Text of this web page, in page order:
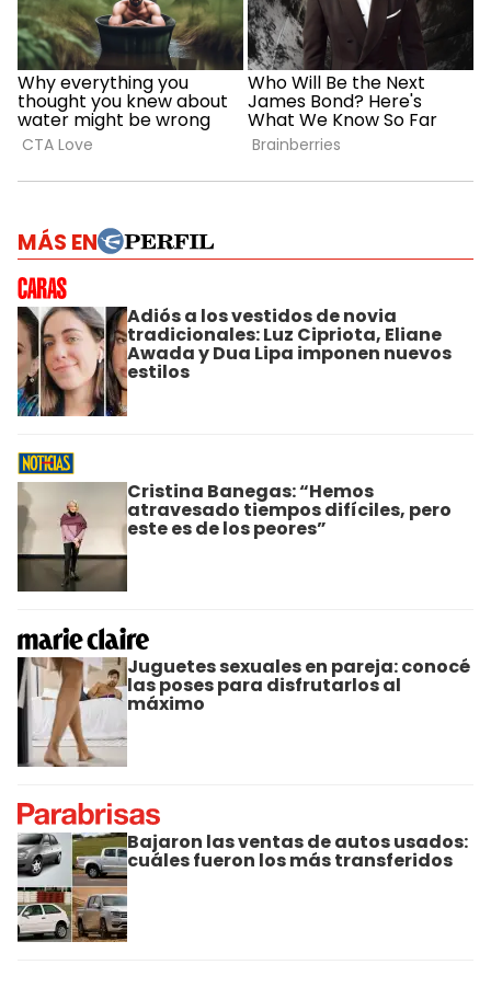
MÁS EN
Adiós a los vestidos de novia
tradicionales: Luz Cipriota, Eliane
Awada y Dua Lipa imponen nuevos
estilos
Cristina Banegas: “Hemos
atravesado tiempos difíciles, pero
este es de los peores”
Juguetes sexuales en pareja: conocé
las poses para disfrutarlos al
máximo
Bajaron las ventas de autos usados:
cuáles fueron los más transferidos